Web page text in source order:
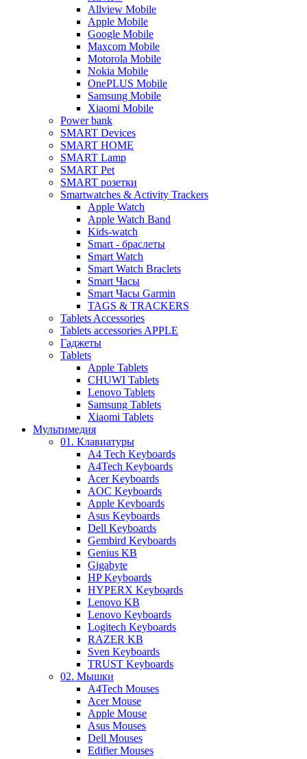
Allview Mobile
Apple Mobile
Google Mobile
Maxcom Mobile
Motorola Mobile
Nokia Mobile
OnePLUS Mobile
Samsung Mobile
Xiaomi Mobile
Power bank
SMART Devices
SMART HOME
SMART Lamp
SMART Pet
SMART розетки
Smartwatches & Activity Trackers
Apple Watch
Apple Watch Band
Kids-watch
Smart - браслеты
Smart Watch
Smart Watch Braclets
Smart Часы
Smart Часы Garmin
TAGS & TRACKERS
Tablets Accessories
Tablets accessories APPLE
Гаджеты
Tablets
Apple Tablets
CHUWI Tablets
Lenovo Tablets
Samsung Tablets
Xiaomi Tablets
Мультимедия
01. Клавиатуры
A4 Tech Keyboards
A4Tech Keyboards
Acer Keyboards
AOC Keyboards
Apple Keyboards
Asus Keyboards
Dell Keyboards
Gembird Keyboards
Genius KB
Gigabyte
HP Keyboards
HYPERX Keyboards
Lenovo KB
Lenovo Keyboards
Logitech Keyboards
RAZER KB
Sven Keyboards
TRUST Keyboards
02. Мышки
A4Tech Mouses
Acer Mouse
Apple Mouse
Asus Mouses
Dell Mouses
Edifier Mouses